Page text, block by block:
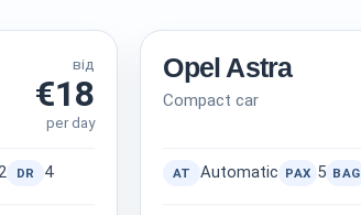
від
€18
per day
DR 4
Opel Astra
Compact car
AT Automatic PAX 5 BAG